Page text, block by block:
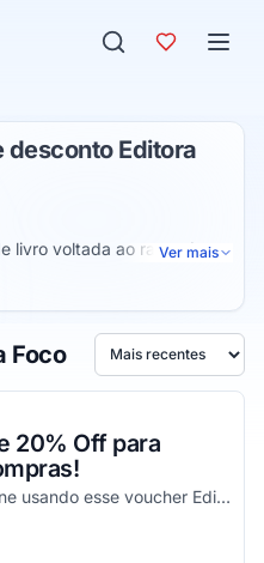
desconto Editora
livro voltada ao ramo do
é aclamada no meio
com inúmeros livros e
e suas atuações.
Ver mais
a 5 estrelas
Foco Ordenar por
20% Off para
Faça suas compras na loja online usando esse voucher Editora Foco, e economize 20% em todos os produtos. Aproveite!